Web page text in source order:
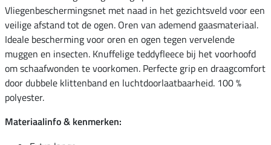
Vliegenbeschermingsnet met naad in het gezichtsveld voor een
veilige afstand tot de ogen. Oren van ademend gaasmateriaal.
Ideale bescherming voor oren en ogen tegen vervelende
muggen en insecten. Knuffelige teddyfleece bij het voorhoofd
om schaafwonden te voorkomen. Perfecte grip en draagcomfort
door dubbele klittenband en luchtdoorlaatbaarheid. 100 %
polyester.
Materiaalinfo & kenmerken: